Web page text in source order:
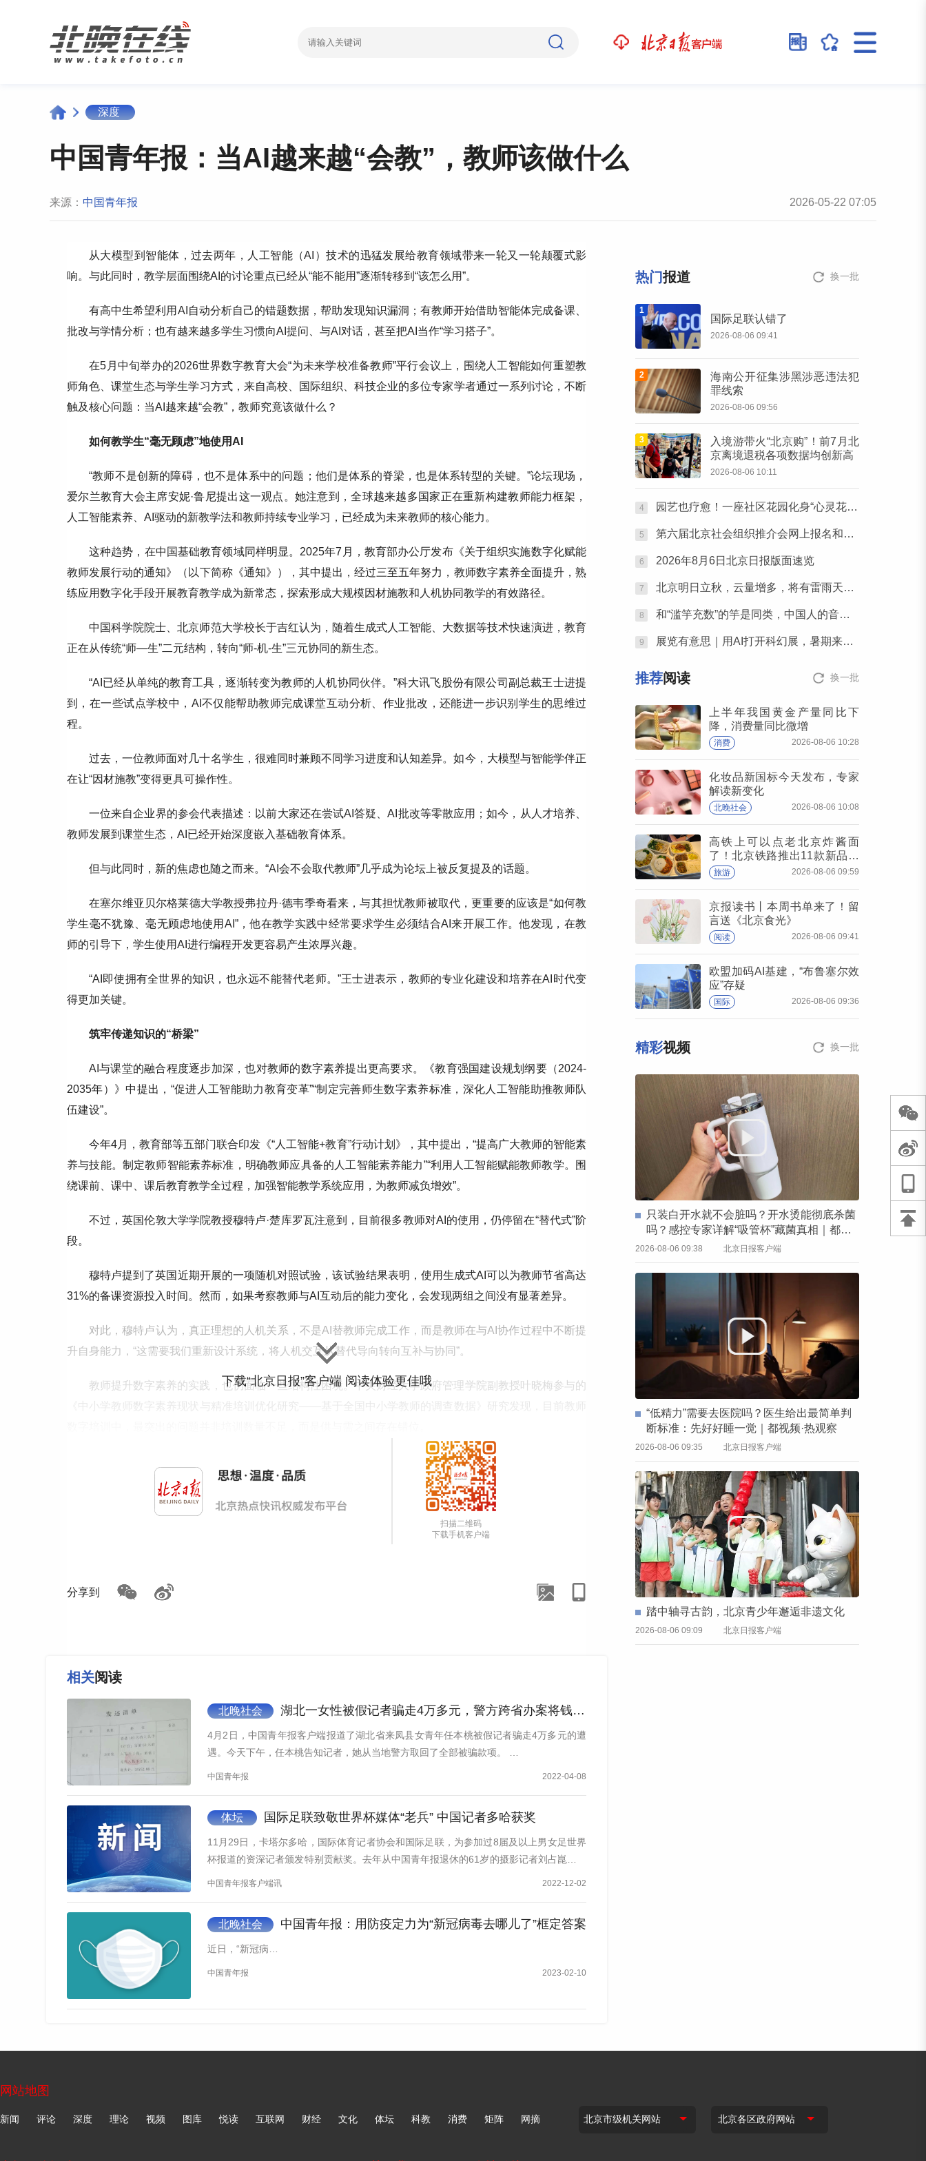
深度
中国青年报：当AI越来越“会教”，教师该做什么
来源： 中国青年报 2026-05-22 07:05
从大模型到智能体，过去两年，人工智能（AI）技术的迅猛发展给教育领域带来一轮又一轮颠覆式影
响。与此同时，教学层面围绕AI的讨论重点已经从“能不能用”逐渐转移到“该怎么用”。
有高中生希望利用AI自动分析自己的错题数据，帮助发现知识漏洞；有教师开始借助智能体完成备课、
批改与学情分析；也有越来越多学生习惯向AI提问、与AI对话，甚至把AI当作“学习搭子”。
在5月中旬举办的2026世界数字教育大会“为未来学校准备教师”平行会议上，围绕人工智能如何重塑教
师角色、课堂生态与学生学习方式，来自高校、国际组织、科技企业的多位专家学者通过一系列讨论，不断
触及核心问题：当AI越来越“会教”，教师究竟该做什么？
如何教学生“毫无顾虑”地使用AI
“教师不是创新的障碍，也不是体系中的问题；他们是体系的脊梁，也是体系转型的关键。”论坛现场，
爱尔兰教育大会主席安妮·鲁尼提出这一观点。她注意到，全球越来越多国家正在重新构建教师能力框架，
人工智能素养、AI驱动的新教学法和教师持续专业学习，已经成为未来教师的核心能力。
这种趋势，在中国基础教育领域同样明显。2025年7月，教育部办公厅发布《关于组织实施数字化赋能
教师发展行动的通知》（以下简称《通知》），其中提出，经过三至五年努力，教师数字素养全面提升，熟
练应用数字化手段开展教育教学成为新常态，探索形成大规模因材施教和人机协同教学的有效路径。
中国科学院院士、北京师范大学校长于吉红认为，随着生成式人工智能、大数据等技术快速演进，教育
正在从传统“师—生”二元结构，转向“师-机-生”三元协同的新生态。
“AI已经从单纯的教育工具，逐渐转变为教师的人机协同伙伴。”科大讯飞股份有限公司副总裁王士进提
到，在一些试点学校中，AI不仅能帮助教师完成课堂互动分析、作业批改，还能进一步识别学生的思维过
程。
过去，一位教师面对几十名学生，很难同时兼顾不同学习进度和认知差异。如今，大模型与智能学伴正
在让“因材施教”变得更具可操作性。
一位来自企业界的参会代表描述：以前大家还在尝试AI答疑、AI批改等零散应用；如今，从人才培养、
教师发展到课堂生态，AI已经开始深度嵌入基础教育体系。
但与此同时，新的焦虑也随之而来。“AI会不会取代教师”几乎成为论坛上被反复提及的话题。
在塞尔维亚贝尔格莱德大学教授弗拉丹·德韦季奇看来，与其担忧教师被取代，更重要的应该是“如何教
学生毫不犹豫、毫无顾虑地使用AI”，他在教学实践中经常要求学生必须结合AI来开展工作。他发现，在教
师的引导下，学生使用AI进行编程开发更容易产生浓厚兴趣。
“AI即使拥有全世界的知识，也永远不能替代老师。”王士进表示，教师的专业化建设和培养在AI时代变
得更加关键。
筑牢传递知识的“桥梁”
AI与课堂的融合程度逐步加深，也对教师的数字素养提出更高要求。《教育强国建设规划纲要（2024-
2035年）》中提出，“促进人工智能助力教育变革”“制定完善师生数字素养标准，深化人工智能助推教师队
伍建设”。
今年4月，教育部等五部门联合印发《“人工智能+教育”行动计划》，其中提出，“提高广大教师的智能素
养与技能。制定教师智能素养标准，明确教师应具备的人工智能素养能力”“利用人工智能赋能教师教学。围
绕课前、课中、课后教育教学全过程，加强智能教学系统应用，为教师减负增效”。
不过，英国伦敦大学学院教授穆特卢·楚库罗瓦注意到，目前很多教师对AI的使用，仍停留在“替代式”阶
段。
穆特卢提到了英国近期开展的一项随机对照试验，该试验结果表明，使用生成式AI可以为教师节省高达
31%的备课资源投入时间。然而，如果考察教师与AI互动后的能力变化，会发现两组之间没有显著差异。
对此，穆特卢认为，真正理想的人机关系，不是AI替教师完成工作，而是教师在与AI协作过程中不断提
升自身能力，“这需要我们重新设计系统，将人机交互从替代导向转向互补与协同”。
教师提升数字素养的实践，也仍面临一些结构性困境。中央财经大学政府管理学院副教授叶晓梅参与的
《中小学教师数字素养现状与精准培训优化研究——基于全国中小学教师的调查数据》研究发现，目前教师
这份对27个省份3000多名中小学教师的调查显示，过去一年里，超过80%的教师至少参与过一类数字
培训，跨校培训参与率甚至达到88.8%。然而，培训“量大”并不意味着效果理想。
“一些教师反映，每年都要参加内容相似的数字培训。”叶晓梅告诉中青报·中青网记者，当前多数培训存
能在教学中合理应用技术解决实际问题”。因此，她提出，教师培训需要从“统一批发式”转向“按需精准滴灌
引领学生全面发展的“人师”，做到教书和育人的内在统一。
“你无法给予自己没有的东西。”坦桑尼亚达累斯萨拉姆大学校长威廉·阿南基瑟提到，高校教师必须具备
前沿的数字教学能力，才能把相应能力传递给准教师，让他们在毕业后成为合格的未来教师。
在培育未来教师的实践中，北京师范大学在校内学科教育中融入人工智能教学理念，开设机器学习等相
关课程，增强师范生“能教、善教”的硬实力，助力学生打通从校园到讲台的“最后一公里”。
论坛上的讨论并没有单纯停留在“技术乐观”的层面。越来越多教育研究者开始意识到：AI进入课堂后，
真正需要警惕的，是学生“主体性”的流失。
当AI可以快速生成答案时，学生缺乏的已经不是信息本身，而是判断什么值得学习、什么是真实可信
的、如何理解自身学习的过程。
当前，许多学校和教师都采用自适应学习平台辅助开展教学分析，通过采集考试成绩、题目正确率等多
维度数据，来建立个性化学生的知识图谱，并提供个性化策略适配——学生不断做题、不断修正、不断逼近
正确答案。
中发挥更多引导性作用，清华大学文科资深教授谢维和指出，智能时代的教师至少需要具备四种新的核心能
下载“北京日报”客户端 阅读体验更佳哦
扫描二维码
下载手机客户端
分享到
相关阅读
北晚社会 湖北一女性被假记者骗走4万多元，警方跨省办案将钱追回
4月2日，中国青年报客户端报道了湖北省来凤县女青年任本桃被假记者骗走4万多元的遭
遇。今天下午，任本桃告知记者，她从当地警方取回了全部被骗款项。 …
中国青年报 2022-04-08
体坛 国际足联致敬世界杯媒体“老兵” 中国记者多哈获奖
11月29日，卡塔尔多哈，国际体育记者协会和国际足联，为参加过8届及以上男女足世界
杯报道的资深记者颁发特别贡献奖。去年从中国青年报退休的61岁的摄影记者刘占崑，以
中国青年报客户端讯 2022-12-02
北晚社会 中国青年报：用防疫定力为“新冠病毒去哪儿了”框定答案
近日，“新冠病…
中国青年报 2023-02-10
热门报道 换一批
1
国际足联认错了
2026-08-06 09:41
2
海南公开征集涉黑涉恶违法犯
罪线索
2026-08-06 09:56
3
入境游带火“北京购”！前7月北
京离境退税各项数据均创新高
2026-08-06 10:11
4 园艺也疗愈！一座社区花园化身“心灵花园”
5 第六届北京社会组织推介会网上报名和素材征集通知
6 2026年8月6日北京日报版面速览
7 北京明日立秋，云量增多，将有雷雨天气出没
8 和“滥竽充数”的竽是同类，中国人的音乐观写在智化寺京音乐的乐器里
9 展览有意思｜用AI打开科幻展，暑期来北京体验“南天门计划”科幻装备
推荐阅读 换一批
上半年我国黄金产量同比下
降，消费量同比微增
消费 2026-08-06 10:28
化妆品新国标今天发布，专家
解读新变化
北晚社会 2026-08-06 10:08
高铁上可以点老北京炸酱面
了！北京铁路推出11款新品高
铁餐
旅游 2026-08-06 09:59
京报读书丨本周书单来了！留
言送《北京食光》
阅读 2026-08-06 09:41
欧盟加码AI基建，“布鲁塞尔效
应”存疑
国际 2026-08-06 09:36
精彩视频 换一批
只装白开水就不会脏吗？开水烫能彻底杀菌
吗？感控专家详解“吸管杯”藏菌真相｜都视
频·热观察
2026-08-06 09:38 北京日报客户端
“低精力”需要去医院吗？医生给出最简单判
断标准：先好好睡一觉｜都视频·热观察
2026-08-06 09:35 北京日报客户端
踏中轴寻古韵，北京青少年邂逅非遗文化
2026-08-06 09:09 北京日报客户端
网站地图
新闻 评论 深度 理论 视频 图库 悦读 互联网 财经 文化 体坛 科教 消费 矩阵 网摘